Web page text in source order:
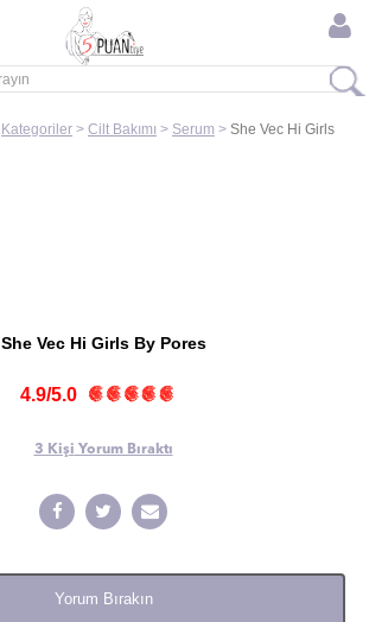
Kategoriler > Cilt Bakımı > Serum > She Vec Hi Girls
She Vec Hi Girls By Pores
4.9/5.0
3 Kişi Yorum Bıraktı
Yorum Bırakın